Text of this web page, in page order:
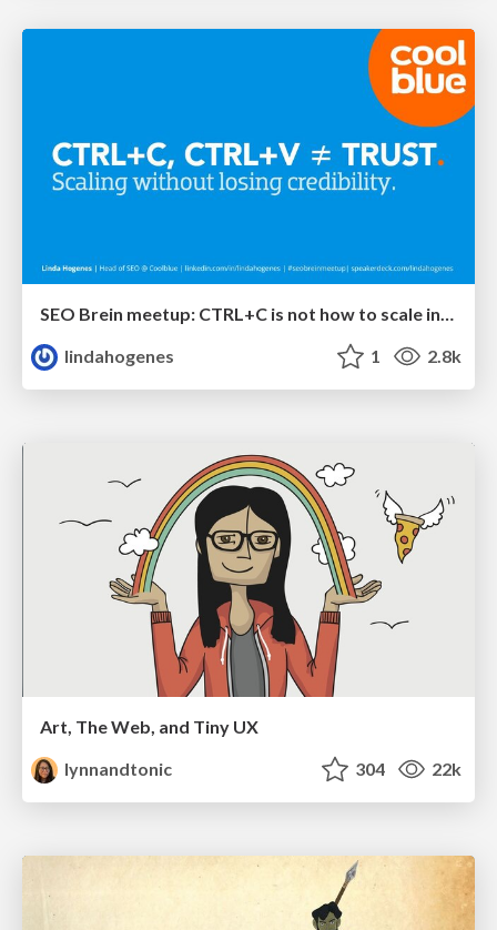
SEO Brein meetup: CTRL+C is not how to scale international SEO
lindahogenes
1 2.8k
Art, The Web, and Tiny UX
lynnandtonic
304 22k